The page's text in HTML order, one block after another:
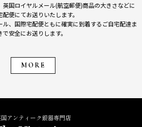
英国ロイヤルメール(航空郵便)商品の大きさなどに
便にてお送りいたします。
ル、国際宅配便ともに確実に到着するご自宅配達ま
安全にお送りします。
MORE
アンティーク銀器専門店